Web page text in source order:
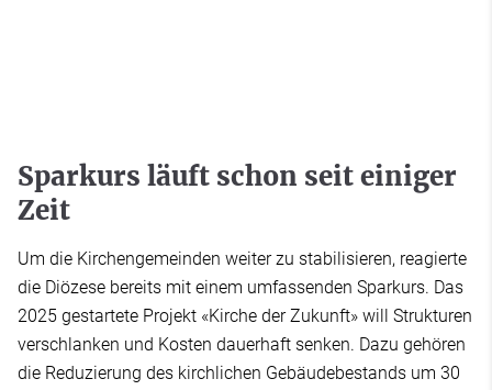
Sparkurs läuft schon seit einiger
Zeit
Um die Kirchengemeinden weiter zu stabilisieren, reagierte
die Diözese bereits mit einem umfassenden Sparkurs. Das
2025 gestartete Projekt «Kirche der Zukunft» will Strukturen
verschlanken und Kosten dauerhaft senken. Dazu gehören
die Reduzierung des kirchlichen Gebäudebestands um 30